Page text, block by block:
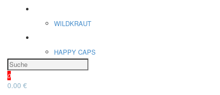
WILDKRAUT
HAPPY CAPS
0
0.00 €